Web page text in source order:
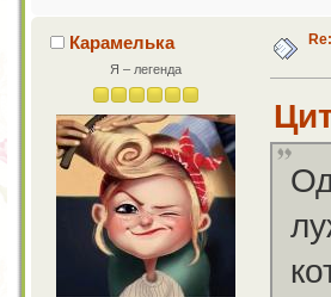
Карамелька
Я – легенда